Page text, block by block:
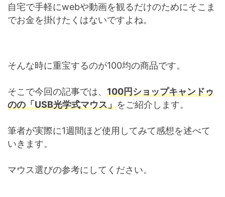
自宅で手軽にwebや動画を観るだけのためにそこま
でお金を掛けたくはないですよね。
そんな時に重宝するのが100均の商品です。
そこで今回の記事では、 100円ショップキャンドゥ
のの「USB光学式マウス」をご紹介します。
筆者が実際に1週間ほど使用してみて感想を述べて
いきます。
マウス選びの参考にしてください。